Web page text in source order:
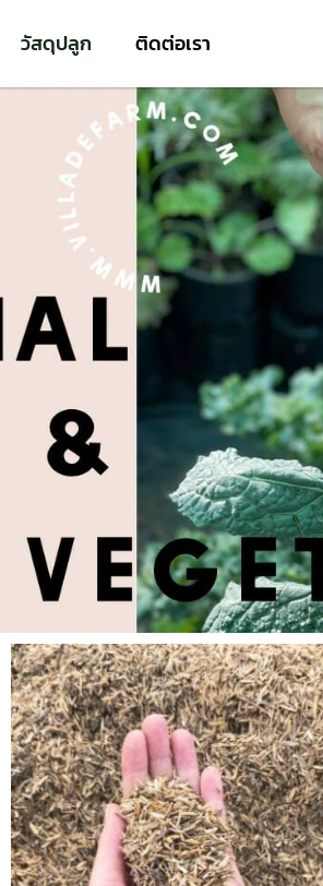
วัสดุปลูก ติดต่อเรา